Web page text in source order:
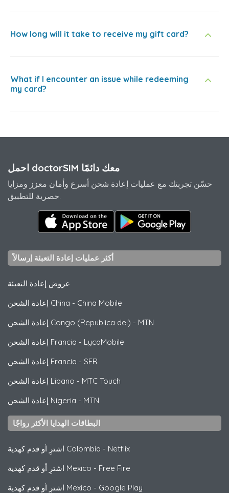
How long will it take to receive my gift card?
What if I encounter an issue while redeeming
my card?
احمل doctorSIM معك دائمًا
حسّن تجربتك مع عمليات إعادة شحن أسرع وأمان معزز ومزايا
حصرية للتطبيق.
أكثر عمليات إعادة التعبئة إرسالاً
عروض إعادة التعبئة
إعادة الشحن China - China Mobile
إعادة الشحن Congo (Republica del) - MTN
إعادة الشحن Francia - LycaMobile
إعادة الشحن Francia - SFR
إعادة الشحن Libano - MTC Touch
إعادة الشحن Nigeria - MTN
البطاقات الهدايا الأكثر رواجًا
اشترِ أو قدم كهدية Colombia - Netflix
اشترِ أو قدم كهدية Mexico - Free Fire
اشترِ أو قدم كهدية Mexico - Google Play